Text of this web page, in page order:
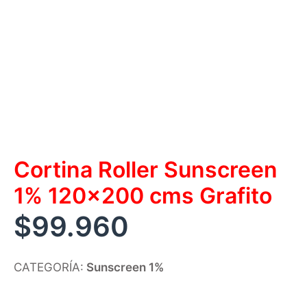
Cortina Roller Sunscreen
1% 120×200 cms Grafito
$99.960
CATEGORÍA: Sunscreen 1%